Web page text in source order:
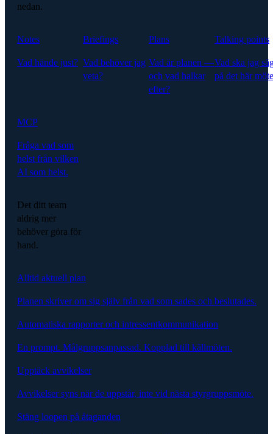
nedan.
Notes
Vad hände just?
Briefings
Vad behöver jag
veta?
Plans
Vad är planen —
och vad halkar
efter?
Talking points
Vad ska jag
på det här
MCP
Fråga vad som
helst från vilken
AI som helst.
Det ditt team
aldrig mer
behöver göra för
hand.
Alltid aktuell plan
Planen skriver om sig själv från vad som sades och beslutades.
Automatiska rapporter och intressentkommunikation
En prompt. Målgruppsanpassad. Kopplad till källmöten.
Upptäck avvikelser
Avvikelser syns när de uppstår, inte vid nästa styrgruppsmöte.
Stäng loopen på åtaganden